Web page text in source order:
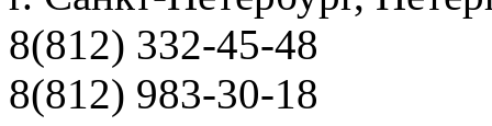
8(812) 332-45-48
8(812) 983-30-18